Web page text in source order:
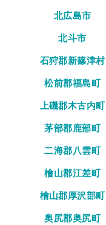
北広島市
北斗市
石狩郡新篠津村
松前郡福島町
上磯郡木古内町
茅部郡鹿部町
二海郡八雲町
檜山郡江差町
檜山郡厚沢部町
奥尻郡奥尻町